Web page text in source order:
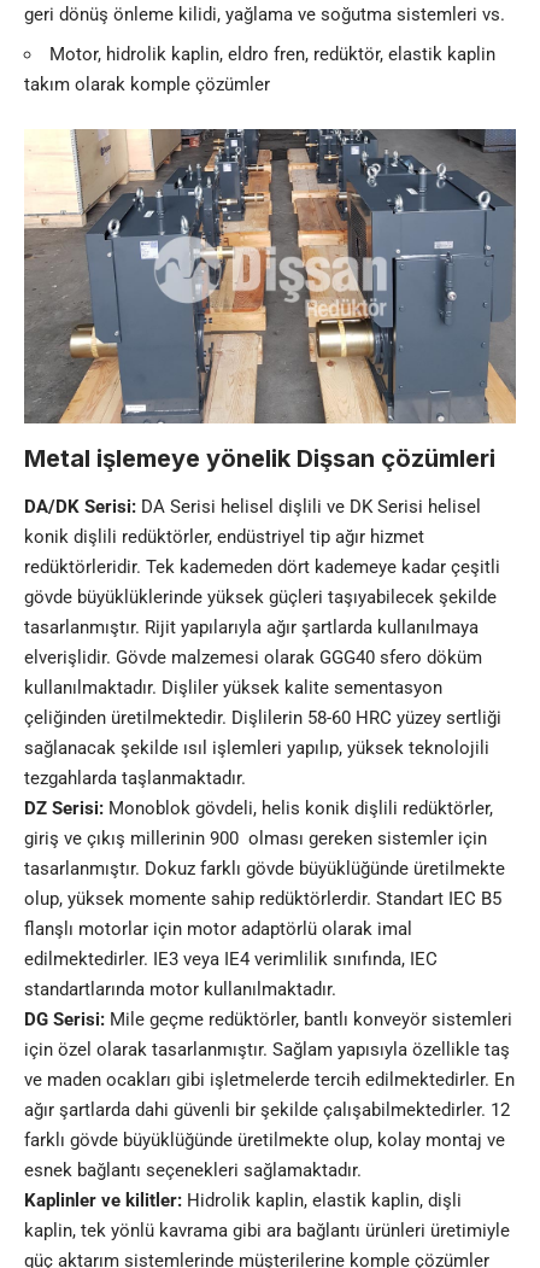
geri dönüş önleme kilidi, yağlama ve soğutma sistemleri vs.
Motor, hidrolik kaplin, eldro fren, redüktör, elastik kaplin
takım olarak komple çözümler
Metal işlemeye yönelik Dişsan çözümleri
DA/DK Serisi: DA Serisi helisel dişlili ve DK Serisi helisel
konik dişlili redüktörler, endüstriyel tip ağır hizmet
redüktörleridir. Tek kademeden dört kademeye kadar çeşitli
gövde büyüklüklerinde yüksek güçleri taşıyabilecek şekilde
tasarlanmıştır. Rijit yapılarıyla ağır şartlarda kullanılmaya
elverişlidir. Gövde malzemesi olarak GGG40 sfero döküm
kullanılmaktadır. Dişliler yüksek kalite sementasyon
çeliğinden üretilmektedir. Dişlilerin 58-60 HRC yüzey sertliği
sağlanacak şekilde ısıl işlemleri yapılıp, yüksek teknolojili
tezgahlarda taşlanmaktadır.
DZ Serisi: Monoblok gövdeli, helis konik dişlili redüktörler,
giriş ve çıkış millerinin 900 olması gereken sistemler için
tasarlanmıştır. Dokuz farklı gövde büyüklüğünde üretilmekte
olup, yüksek momente sahip redüktörlerdir. Standart IEC B5
flanşlı motorlar için motor adaptörlü olarak imal
edilmektedirler. IE3 veya IE4 verimlilik sınıfında, IEC
standartlarında motor kullanılmaktadır.
DG Serisi: Mile geçme redüktörler, bantlı konveyör sistemleri
için özel olarak tasarlanmıştır. Sağlam yapısıyla özellikle taş
ve maden ocakları gibi işletmelerde tercih edilmektedirler. En
ağır şartlarda dahi güvenli bir şekilde çalışabilmektedirler. 12
farklı gövde büyüklüğünde üretilmekte olup, kolay montaj ve
esnek bağlantı seçenekleri sağlamaktadır.
Kaplinler ve kilitler: Hidrolik kaplin, elastik kaplin, dişli
kaplin, tek yönlü kavrama gibi ara bağlantı ürünleri üretimiyle
güç aktarım sistemlerinde müşterilerine komple çözümler